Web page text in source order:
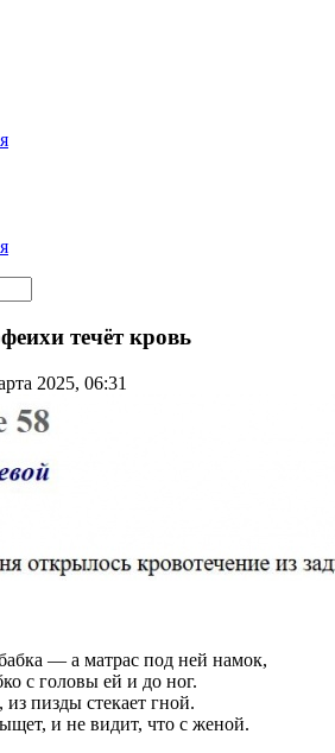
течёт кровь
2025, 06:31
— а матрас под ней намок,
с головы ей и до ног.
пизды стекает гной.
и не видит, что с женой.